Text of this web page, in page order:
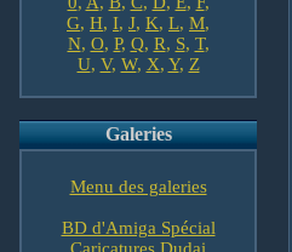
G, H, I, J, K, L, M,
N, O, P, Q, R, S, T,
U, V, W, X, Y, Z
Galeries
Menu des galeries
BD d'Amiga Spécial